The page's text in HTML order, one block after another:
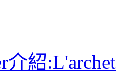
介紹:L'archet